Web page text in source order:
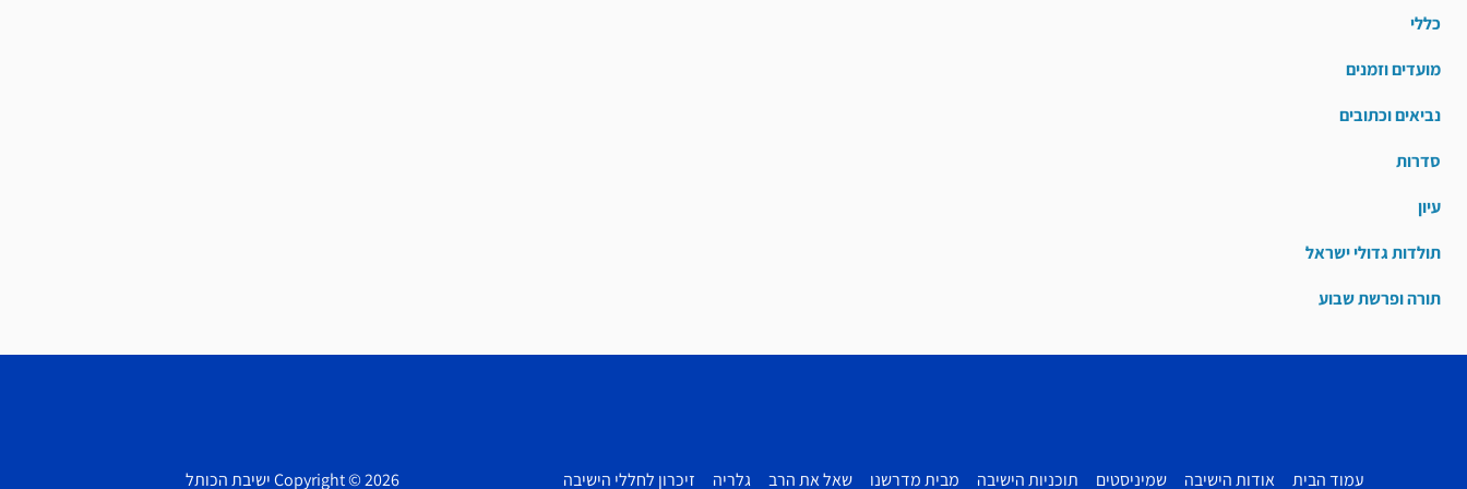
כללי
מועדים וזמנים
נביאים וכתובים
סדרות
עיון
תולדות גדולי ישראל
תורה ופרשת שבוע
עמוד הבית אודות הישיבה שמיניסטים תוכניות הישיבה מבית מדרשנו שאל את הרב גלריה זיכרון לחללי הישיבה Copyright © 2026 ישיבת הכותל